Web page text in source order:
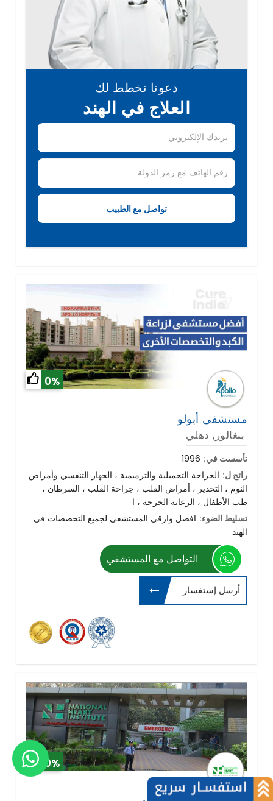
دعونا نخطط لك
العلاج في الهند
0%
مستشفى أبولو
بنغالور, دهلي
تأسست في: 1996
رائج ل: الجراحة التجميلية والترميمية ، الجهاز التنفسي وأمراض
النوم ، التخدير ، أمراض القلب ، جراحة القلب ، السرطان ،
طب الأطفال ، الرعاية الحرجة ، ا
تسليط الضوء: افضل وارقي المستشفي لجميع التخصصات في
الهند
التواصل مع المستشفي
أرسل إستفسار
0%